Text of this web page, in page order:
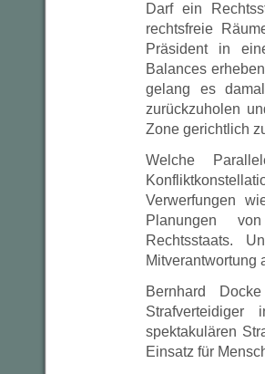
Darf ein
rechtsfreie
Präsident in
Balances
gelang es
zurückzuholen
Zone gerichtlich
Welche
Verwerfungen
Planungen
Rechtsstaats.
Mitverantwortung
Bernhard
spektakulären
Einsatz für